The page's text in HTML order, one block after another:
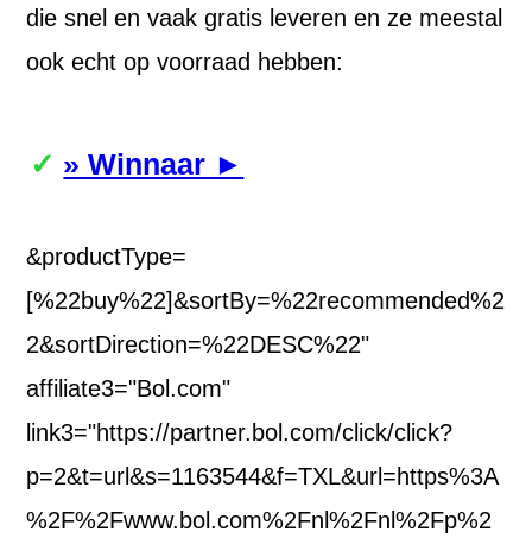
die snel en vaak gratis leveren en ze meestal
ook echt op voorraad hebben:
» Winnaar ►
&productType=
[%22buy%22]&sortBy=%22recommended%2
2&sortDirection=%22DESC%22"
affiliate3="Bol.com"
link3="https://partner.bol.com/click/click?
p=2&t=url&s=1163544&f=TXL&url=https%3A
%2F%2Fwww.bol.com%2Fnl%2Fnl%2Fp%2